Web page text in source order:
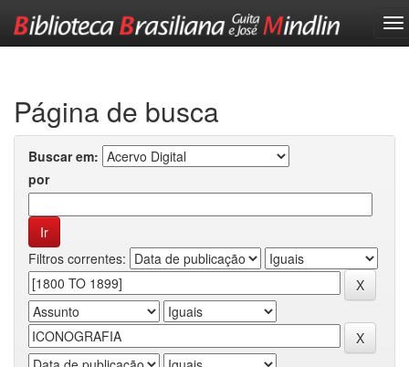
Página de busca
Buscar em:
por
Filtros correntes: